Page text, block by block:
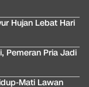
Hujan Lebat Hari
Pemeran Pria Jadi
Mati Lawan